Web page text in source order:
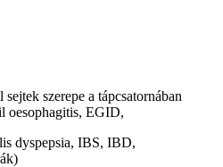
szerepe a tápcsatornában
oesophagitis, EGID,
dyspepsia, IBS, IBD,